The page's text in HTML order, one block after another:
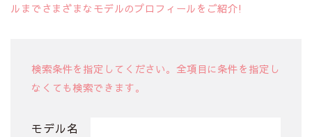
ルまでさまざまなモデルのプロフィールをご紹介!
検索条件を指定してください。全項目に条件を指定し
なくても検索できます。
モデル名